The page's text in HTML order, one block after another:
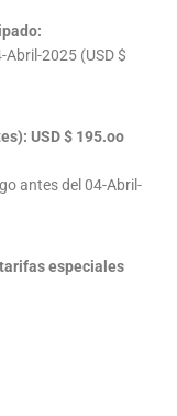
Abril-2025 (USD $
USD $ 195.oo
antes del 04-Abril-
especiales